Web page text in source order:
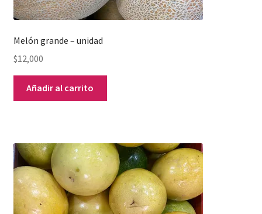
Melón grande – unidad
$12,000
Añadir al carrito